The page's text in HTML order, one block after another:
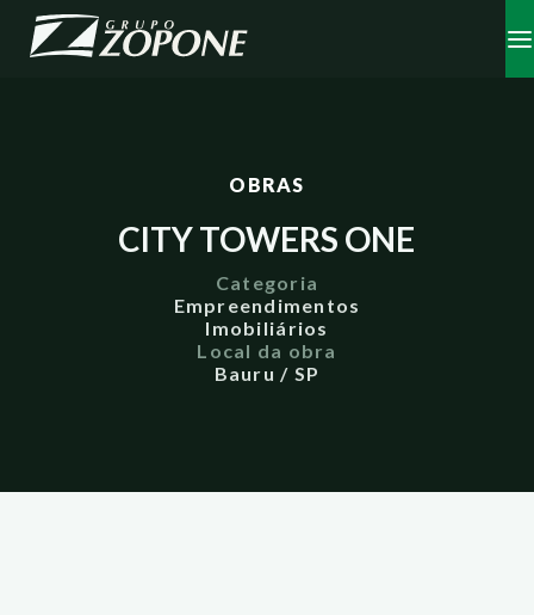
OBRAS
CITY TOWERS ONE
Categoria
Empreendimentos
Imobiliários
Local da obra
Bauru / SP